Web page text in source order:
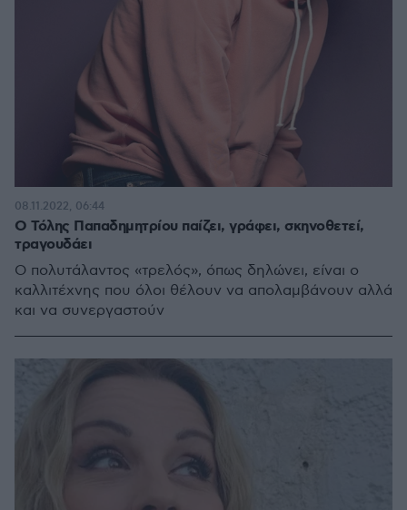
Ο Τόλης Παπαδημητρίου παίζει, γράφει, σκηνοθετεί,
τραγουδάει
Ο πολυτάλαντος «τρελός», όπως δηλώνει, είναι ο
καλλιτέχνης που όλοι θέλουν να απολαμβάνουν αλλά
και να συνεργαστούν
08.11.2022, 06:44